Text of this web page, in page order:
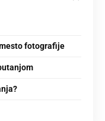
fotografije